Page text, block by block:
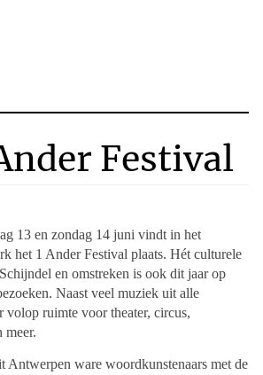
Festival
13 en zondag 14 juni vindt in het
het 1 Ander Festival plaats. Hét culturele
en omstreken is ook dit jaar op
Naast veel muziek uit alle
volop ruimte voor theater, circus,
meer.
Antwerpen ware woordkunstenaars met de